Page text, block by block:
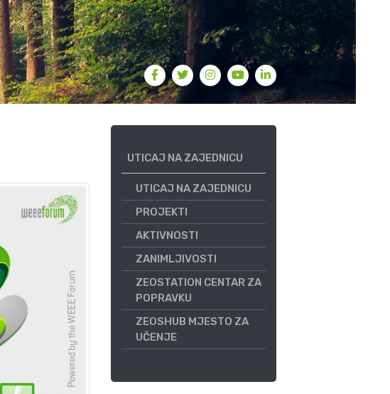
UTICAJ NA ZAJEDNICU
UTICAJ NA ZAJEDNICU
PROJEKTI
AKTIVNOSTI
ZANIMLJIVOSTI
ZEOSTATION CENTAR ZA
POPRAVKU
ZEOSHUB MJESTO ZA
UČENJE